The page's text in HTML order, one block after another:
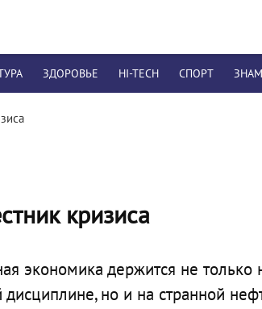
ЗДОРОВЬЕ HI-TECH СПОРТ
кризиса
экономика держится не только
но и на странной